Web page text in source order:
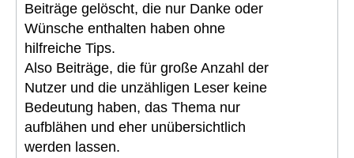
Beiträge gelöscht, die nur Danke oder
Wünsche enthalten haben ohne
hilfreiche Tips.
Also Beiträge, die für große Anzahl der
Nutzer und die unzähligen Leser keine
Bedeutung haben, das Thema nur
aufblähen und eher unübersichtlich
werden lassen.